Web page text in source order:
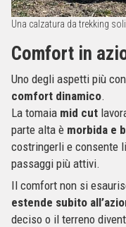
Una calzatura da trekking
Comfort in
Uno degli aspetti più
comfort dinamico.
La tomaia mid cut
parte alta è morbida e
costringerli e consente
passaggi più attivi.
Il comfort non si
estende subito
deciso o il terreno